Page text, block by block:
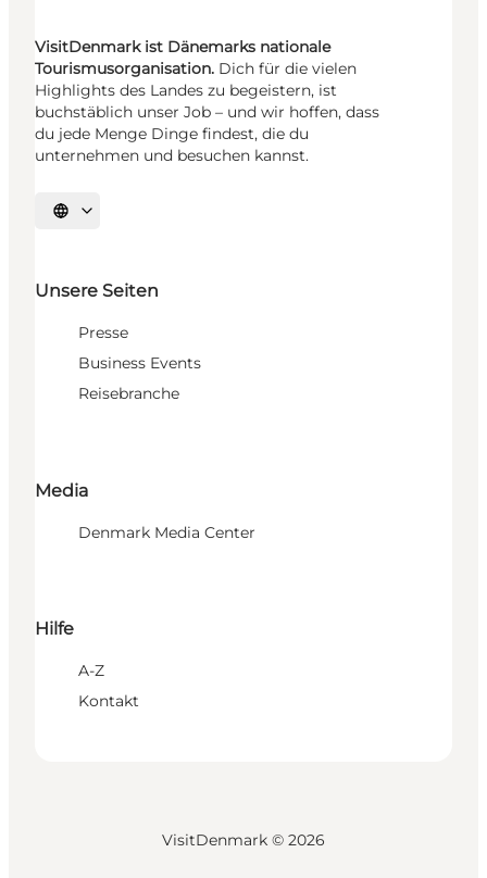
VisitDenmark ist Dänemarks nationale
Tourismusorganisation. Dich für die vielen
Highlights des Landes zu begeistern, ist
buchstäblich unser Job – und wir hoffen, dass
du jede Menge Dinge findest, die du
unternehmen und besuchen kannst.
Sprache auswählen
Unsere Seiten
Presse
Business Events
Reisebranche
Media
Denmark Media Center
Hilfe
A-Z
Kontakt
VisitDenmark © 2026